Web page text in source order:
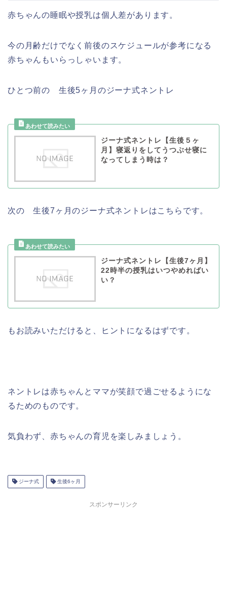
赤ちゃんの睡眠や授乳は個人差があります。
今の月齢だけでなく前後のスケジュールが参考になる
赤ちゃんもいらっしゃいます。
ひとつ前の 生後5ヶ月のジーナ式ネントレ
ジーナ式ネントレ【生後５ヶ
月】寝返りをしてうつぶせ寝に
なってしまう時は？
次の 生後7ヶ月のジーナ式ネントレはこちらです。
ジーナ式ネントレ【生後7ヶ月】
22時半の授乳はいつやめればい
い？
もお読みいただけると、ヒントになるはずです。
ネントレは赤ちゃんとママが笑顔で過ごせるようにな
るためのものです。
気負わず、赤ちゃんの育児を楽しみましょう。
ジーナ式 生後6ヶ月
スポンサーリンク